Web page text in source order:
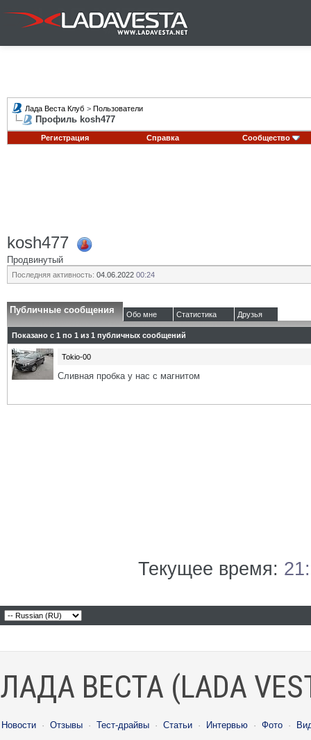
Лада Веста Клуб > Пользователи
Профиль kosh477
Регистрация Справка Сообщество
kosh477
Продвинутый
Последняя активность: 04.06.2022 00:24
Публичные сообщения Обо мне Статистика Друзья
Показано с 1 по 1 из 1 публичных сообщений
Tokio-00
Сливная пробка у нас с магнитом
Текущее время:
ЛАДА ВЕСТА (LADA
Новости · Отзывы · Тест-драйвы · Статьи · Интервью · Фото ·